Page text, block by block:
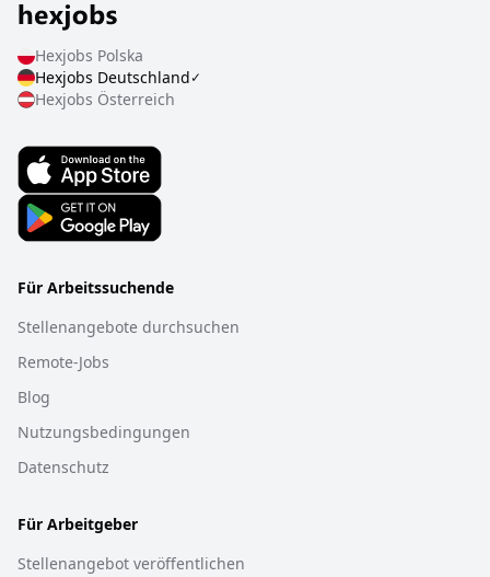
Hexjobs Polska
Hexjobs Deutschland✓
Hexjobs Österreich
Für Arbeitssuchende
Stellenangebote durchsuchen
Remote-Jobs
Blog
Nutzungsbedingungen
Datenschutz
Für Arbeitgeber
Stellenangebot veröffentlichen